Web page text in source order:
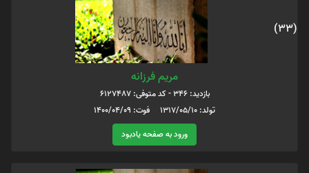
(33)
مریم فرزانه
بازدید: 346 - کد متوفی: 6127487
تولد: 1317/05/10 فوت: 1400/04/09
ورود به صفحه یادبود